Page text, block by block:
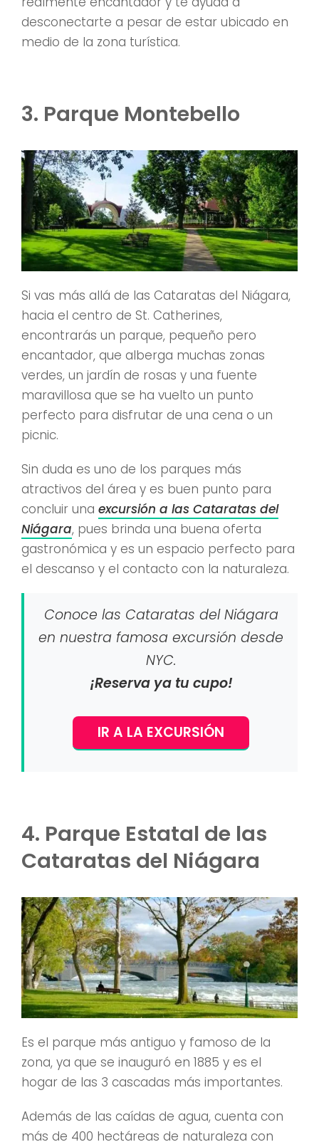
desconectarte a pesar de estar ubicado en
medio de la zona turística.
3. Parque Montebello
Si vas más allá de las Cataratas del Niágara,
hacia el centro de St. Catherines,
encontrarás un parque, pequeño pero
encantador, que alberga muchas zonas
verdes, un jardín de rosas y una fuente
maravillosa que se ha vuelto un punto
perfecto para disfrutar de una cena o un
picnic.
Sin duda es uno de los parques más
atractivos del área y es buen punto para
concluir una excursión a las Cataratas del
Niágara, pues brinda una buena oferta
gastronómica y es un espacio perfecto para
el descanso y el contacto con la naturaleza.
Conoce las Cataratas del Niágara
en nuestra famosa excursión desde
NYC.
¡Reserva ya tu cupo!
IR A LA EXCURSIÓN
4. Parque Estatal de las
Cataratas del Niágara
Es el parque más antiguo y famoso de la
zona, ya que se inauguró en 1885 y es el
hogar de las 3 cascadas más importantes.
Además de las caídas de agua, cuenta con
más de 400 hectáreas de naturaleza con